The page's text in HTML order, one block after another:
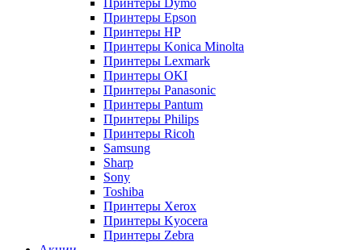
Принтеры Dymo
Принтеры Epson
Принтеры HP
Принтеры Konica Minolta
Принтеры Lexmark
Принтеры OKI
Принтеры Panasonic
Принтеры Pantum
Принтеры Philips
Принтеры Ricoh
Samsung
Sharp
Sony
Toshiba
Принтеры Xerox
Принтеры Kyocera
Принтеры Zebra